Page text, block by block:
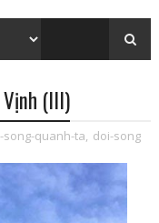
Vịnh (III)
song-quanh-ta, doi-song